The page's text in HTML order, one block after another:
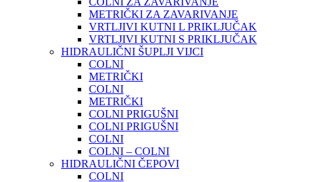
METRIČKI ZA ZAVARIVANJE
VRTLJIVI KUTNI L PRIKLJUČAK
VRTLJIVI KUTNI S PRIKLJUČAK
HIDRAULIČNI ŠUPLJI VIJCI
COLNI
METRIČKI
COLNI
METRIČKI
COLNI PRIGUŠNI
COLNI PRIGUŠNI
COLNI
COLNI – COLNI
HIDRAULIČNI ČEPOVI
COLNI